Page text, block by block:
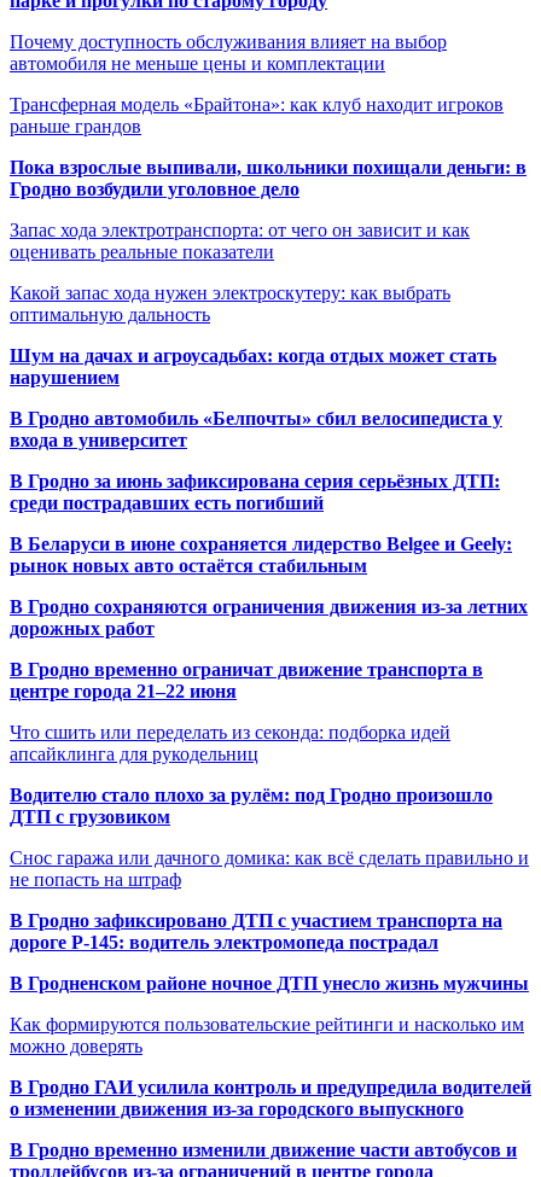
Почему доступность обслуживания влияет на выбор
автомобиля не меньше цены и комплектации
Трансферная модель «Брайтона»: как клуб находит игроков
раньше грандов
Пока взрослые выпивали, школьники похищали деньги: в
Гродно возбудили уголовное дело
Запас хода электротранспорта: от чего он зависит и как
оценивать реальные показатели
Какой запас хода нужен электроскутеру: как выбрать
оптимальную дальность
Шум на дачах и агроусадьбах: когда отдых может стать
нарушением
В Гродно автомобиль «Белпочты» сбил велосипедиста у
входа в университет
В Гродно за июнь зафиксирована серия серьёзных ДТП:
среди пострадавших есть погибший
В Беларуси в июне сохраняется лидерство Belgee и Geely:
рынок новых авто остаётся стабильным
В Гродно сохраняются ограничения движения из-за летних
дорожных работ
В Гродно временно ограничат движение транспорта в
центре города 21–22 июня
Что сшить или переделать из секонда: подборка идей
апсайклинга для рукодельниц
Водителю стало плохо за рулём: под Гродно произошло
ДТП с грузовиком
Снос гаража или дачного домика: как всё сделать правильно и
не попасть на штраф
В Гродно зафиксировано ДТП с участием транспорта на
дороге Р-145: водитель электромопеда пострадал
В Гродненском районе ночное ДТП унесло жизнь мужчины
Как формируются пользовательские рейтинги и насколько им
можно доверять
В Гродно ГАИ усилила контроль и предупредила водителей
о изменении движения из-за городского выпускного
В Гродно временно изменили движение части автобусов и
троллейбусов из-за ограничений в центре города